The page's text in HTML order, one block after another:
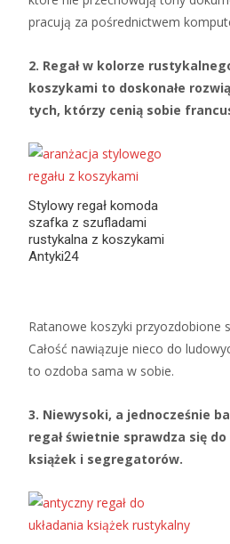
pracują za pośrednictwem
2. Regał w kolorze
koszykami to doskonałe
tych, którzy cenią sobie
Stylowy regał komoda
szafka z szufladami
rustykalna z koszykami
Antyki24
Ratanowe koszyki przyozdobione
Całość nawiązuje nieco do
to ozdoba sama w sobie.
3. Niewysoki, a jednocześnie
regał świetnie sprawdza się
książek i segregatorów.